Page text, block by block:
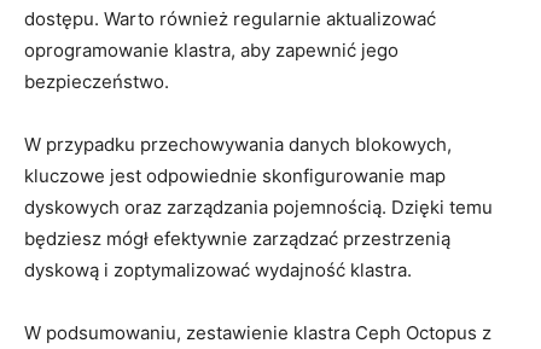
dostępu. Warto również regularnie aktualizować
oprogramowanie klastra, aby zapewnić jego
bezpieczeństwo.
W​ przypadku przechowywania danych blokowych,
kluczowe jest odpowiednie skonfigurowanie map
dyskowych oraz zarządzania pojemnością.⁢ Dzięki temu⁣
będziesz mógł ‌efektywnie zarządzać przestrzenią
dyskową i⁢ zoptymalizować ⁢wydajność‍ klastra.
W ⁣podsumowaniu, zestawienie klastra⁣ Ceph ​Octopus‌ z